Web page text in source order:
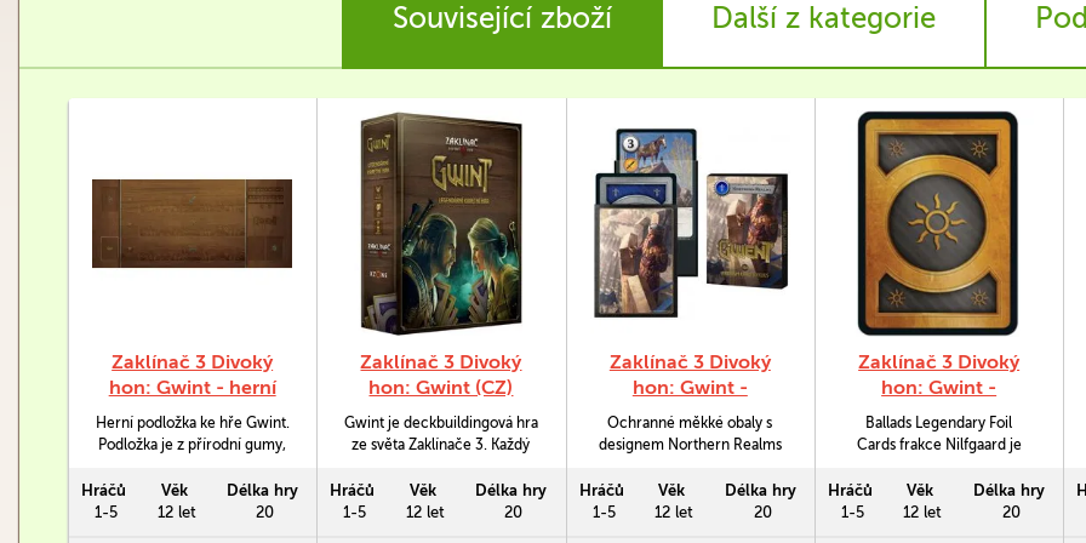
Související zboží Další z kategorie
Zaklínač 3 Divoký
hon: Gwint - herní
podložka Original
Wood
Herní podložka ke hře Gwint.
Podložka je z přírodní gumy,
stranu pro maximální
přilnavost při hře. Rozměry
Hráčů
1-5
Věk
12 let
Délka hry
20
Zaklínač 3 Divoký
hon: Gwint (CZ)
Gwint je deckbuildingová hra
ze světa Zaklínače 3. Každý
ilustrované karty,
představující ikonické
Hráčů
1-5
Věk
12 let
Délka hry
20
Zaklínač 3 Divoký
hon: Gwint -
Northern Realms
obaly (100ks)
Ochranné měkké obaly s
designem Northern Realms
Gwint. Balení obsahuje 100 ks
ochranných obalů.
Hráčů
1-5
Věk
12 let
Délka hry
20
Zaklínač 3 Divoký
hon: Gwint -
Nilfgaard foilové
karty (CZ)
Ballads Legendary Foil
Cards frakce Nilfgaard je
hrdinů ke hře Zaklínač 3
Divoký hon ve foliovém
Hráčů
1-5
Věk
12 let
Délka hry
20